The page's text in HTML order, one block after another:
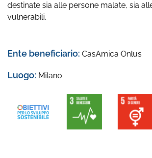
destinate sia alle persone malate, sia
vulnerabili.
Ente beneficiario: CasAmica Onlus
Luogo: Milano